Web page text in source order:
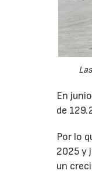
En
de
Por lo
2025 y
un